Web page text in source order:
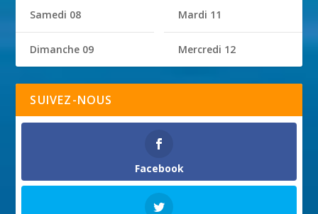
Samedi 08
Dimanche 09
Mardi 11
Mercredi 12
SUIVEZ-NOUS
Facebook